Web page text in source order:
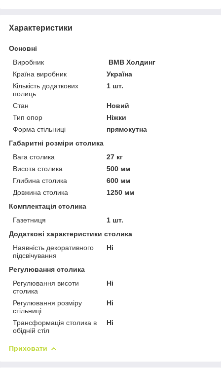
Характеристики
Основні
Виробник
ВМВ Холдинг
Країна виробник
Україна
Кількість додаткових
полиць
1 шт.
Стан
Новий
Тип опор
Ніжки
Форма стільниці
прямокутна
Габаритні розміри столика
Вага столика
27 кг
Висота столика
500 мм
Глибина столика
600 мм
Довжина столика
1250 мм
Комплектація столика
Газетниця
1 шт.
Додаткові характеристики столика
Наявність декоративного
підсвічування
Ні
Регулювання столика
Регулювання висоти
столика
Ні
Регулювання розміру
стільниці
Ні
Трансформація столика в
обідній стіл
Ні
Приховати